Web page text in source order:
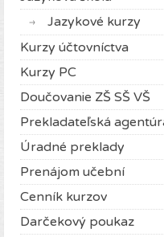
Jazykové kurzy
Kurzy účtovníctva
Kurzy PC
Doučovanie ZŠ SŠ VŠ
Prekladateľská
Úradné preklady
Prenájom učební
Cenník kurzov
Darčekový poukaz